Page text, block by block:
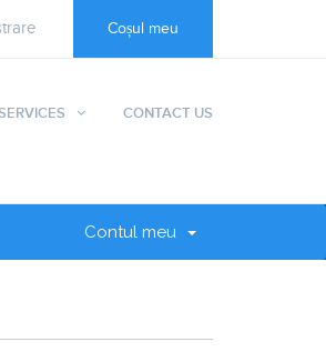
Coșul meu
CONTACT US
Contul meu